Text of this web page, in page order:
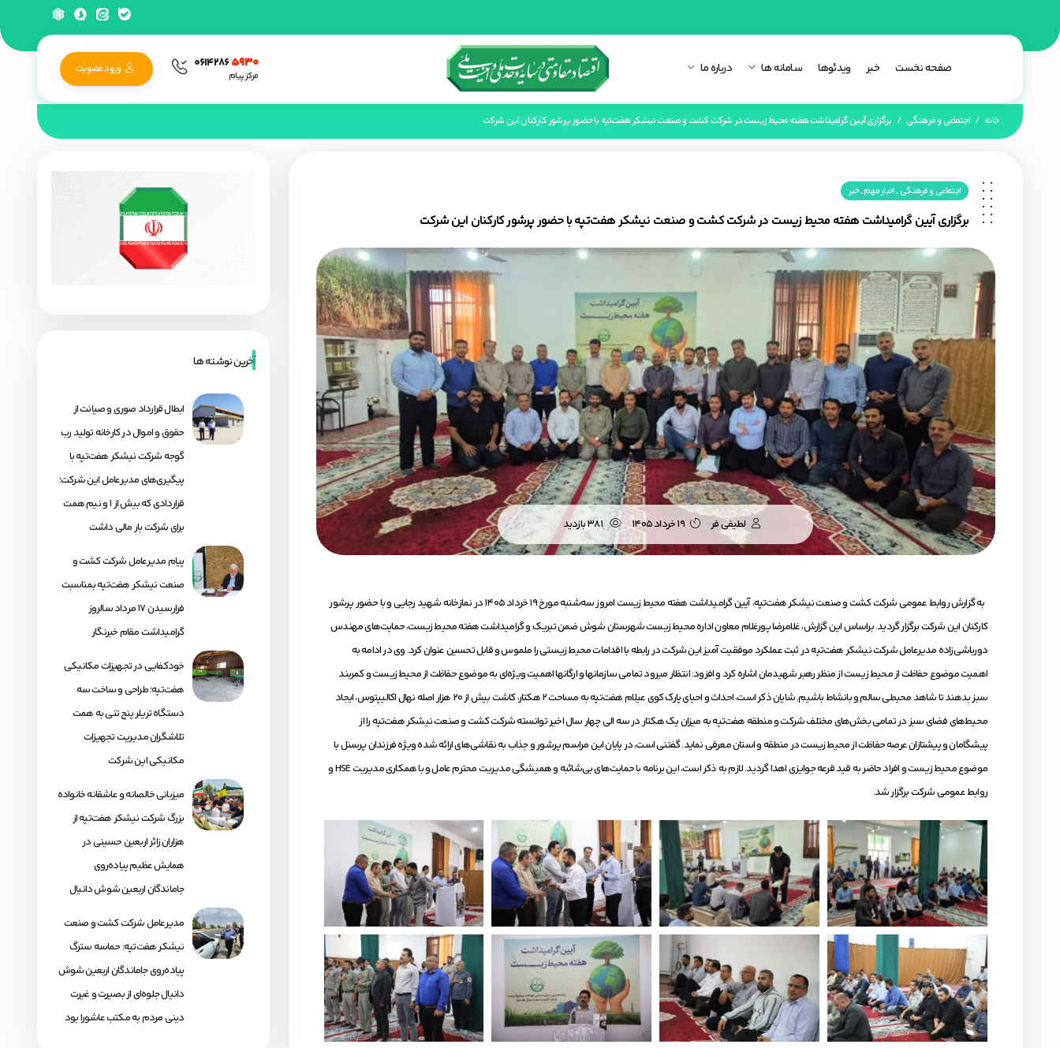
صفحه نخست خبر ویدئوها سامانه ها درباره ما ۰۶۱۴۲۸۶ ۵۹۳۰
مرکز پیام ورود عضویت
خانه / اجتماعی و فرهنگی / برگزاری آیین گرامیداشت هفته محیط زیست در شرکت کشت و صنعت نیشکر هفت‌تپه با حضور پرشور کارکنان این شرکت
اجتماعی و فرهنگی ,اخبار مهم,خبر
برگزاری آیین گرامیداشت هفته محیط زیست در شرکت کشت و صنعت نیشکر هفت‌تپه با حضور پرشور کارکنان این شرکت
۳۸۱ بازدید ۱۹ خرداد ۱۴۰۵ لطیفی فر
به گزارش روابط عمومی شرکت کشت و صنعت نیشکر هفت‌تپه، آیین گرامیداشت هفته محیط زیست امروز سه‌شنبه مورخ ۱۹ خرداد ۱۴۰۵ در نمازخانه شهید رجایی و با حضور پرشور
کارکنان این شرکت برگزار گردید. براساس این گزارش، غلامرضا پورغلام معاون اداره محیط زیست شهرستان شوش ضمن تبریک و گرامیداشت هفته محیط زیست، حمایت‌های مهندس
دورباشی‌زاده مدیرعامل شرکت نیشکر هفت‌تپه در ثبت عملکرد موفقیت آمیز این شرکت در رابطه با اقدامات محیط زیستی را ملموس و قابل تحسین عنوان کرد. وی در ادامه به
اهمیت موضوع حفاظت از محیط زیست از منظر رهبر شهیدمان اشاره کرد و افزود: انتظار میرود تمامی سازمانها و ارگانها اهمیت ویژه‌ای به موضوع حفاظت از محیط زیست و کمربند
سبز بدهند تا شاهد محیطی سالم و بانشاط باشیم. شایان ذکر است، احداث و احیای پارک کوی عیلام هفت‌تپه به مساحت ۲ هکتار، کاشت بیش از ۲۰ هزار اصله نهال اکالیپتوس، ایجاد
محیط‌های فضای سبز در تمامی بخش‌های مختلف شرکت و منطقه هفت‌تپه به میزان یک هکتار در سه الی چهار سال اخیر توانسته شرکت کشت و صنعت نیشکر هفت‌تپه را از
پیشگامان و پیشتازان عرصه حفاظت از محیط زیست در منطقه و استان معرفی نماید. گفتنی است، در پایان این مراسم پرشور و جذاب به نقاشی‌های ارائه شده ویژه فرزندان پرسنل با
موضوع محیط زیست و افراد حاضر به قید قرعه جوایزی اهدا گردید. لازم به ذکر است، این برنامه با حمایت‌های بی‌شائبه و همیشگی مدیریت محترم عامل و با همکاری مدیریت HSE و
روابط عمومی شرکت برگزار شد.
آخرین نوشته ها
ابطال قرارداد صوری و صیانت از
حقوق و اموال در کارخانه تولید رب
گوجه شرکت نیشکر هفت‌تپه با
پیگیری‌های مدیرعامل این شرکت؛
قراردادی که بیش از ۱ و نیم همت
برای شرکت بار مالی داشت
پیام مدیرعامل شرکت کشت و
صنعت نیشکر هفت‌تپه بمناسبت
فرارسیدن ۱۷ مرداد سالروز
گرامیداشت مقام خبرنگار
خودکفایی در تجهیزات مکانیکی
هفت‌تپه؛ طراحی و ساخت سه
دستگاه تریلر پنج تنی به همت
تلاشگران مدیریت تجهیزات
مکانیکی این شرکت
میزبانی خالصانه و عاشقانه خانواده
بزرگ شرکت نیشکر هفت‌تپه از
هزاران زائر اربعین حسینی در
همایش عظیم پیاده‌روی
جاماندگان اربعین شوش دانیال
مدیرعامل شرکت کشت و صنعت
نیشکر هفت‌تپه: حماسه سترگ
پیاده‌روی جاماندگان اربعین شوش
دانیال جلوه‌ای از بصیرت و غیرت
دینی مردم به مکتب عاشورا بود